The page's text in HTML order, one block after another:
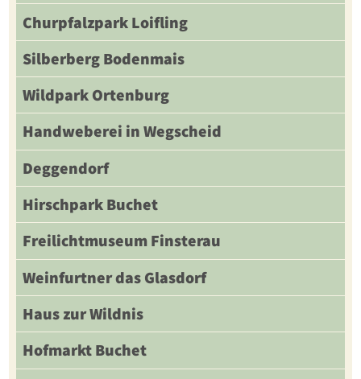
Churpfalzpark Loifling
Silberberg Bodenmais
Wildpark Ortenburg
Handweberei in Wegscheid
Deggendorf
Hirschpark Buchet
Freilichtmuseum Finsterau
Weinfurtner das Glasdorf
Haus zur Wildnis
Hofmarkt Buchet